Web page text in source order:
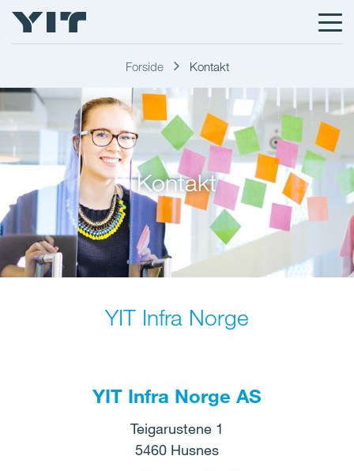
Forside Kontakt
Kontakt
YIT Infra Norge
YIT Infra Norge AS
Teigarustene 1
5460 Husnes